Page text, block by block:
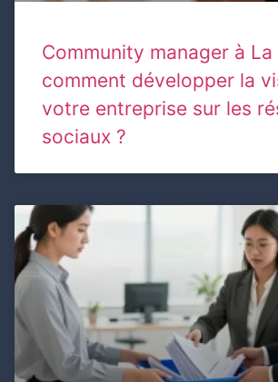
Community manager à La
comment développer la
votre entreprise sur les
sociaux ?